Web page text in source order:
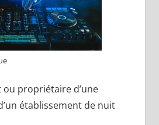
propriétaire d’une
établissement de nuit